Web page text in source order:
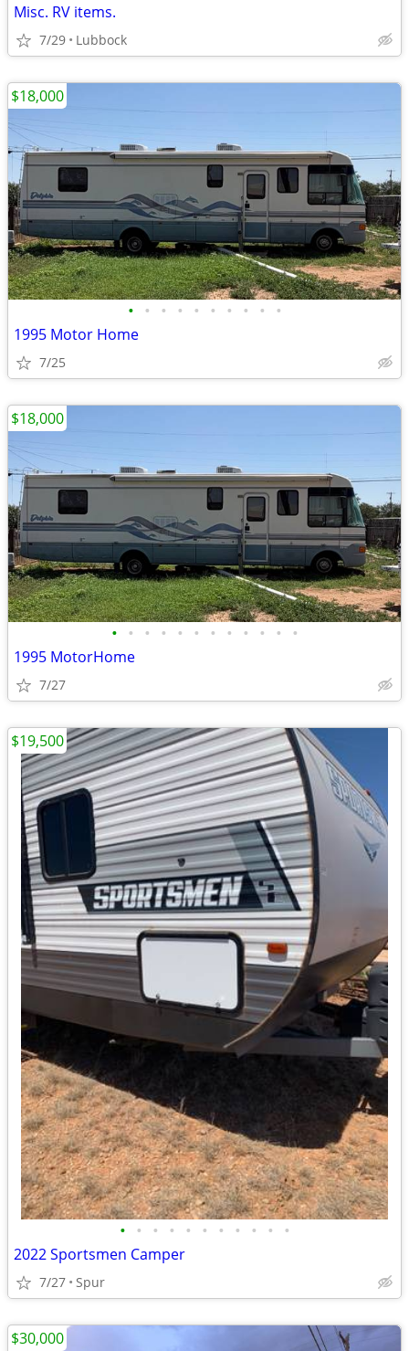
Misc. RV items.
7/29 Lubbock
• • • • • • • • • •
1995 Motor Home
7/25
$18,000
• • • • • • • • • • • •
1995 MotorHome
7/27
$18,000
• • • • • • • • • • •
2022 Sportsmen Camper
7/27 Spur
$19,500
$30,000